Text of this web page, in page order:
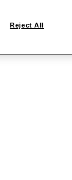
Reject All